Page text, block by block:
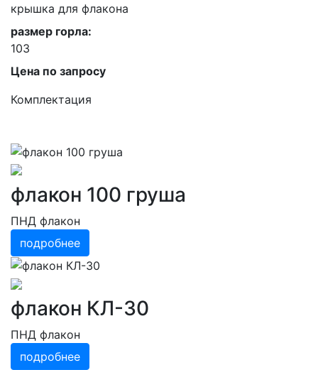
крышка для флакона
размер горла:
103
Цена по запросу
Комплектация
флакон 100 груша
ПНД флакон
подробнее
флакон КЛ-30
ПНД флакон
подробнее